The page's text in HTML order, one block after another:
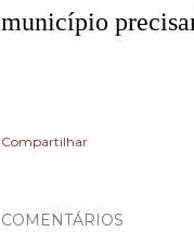
município
Compartilhar
COMENTÁRIOS